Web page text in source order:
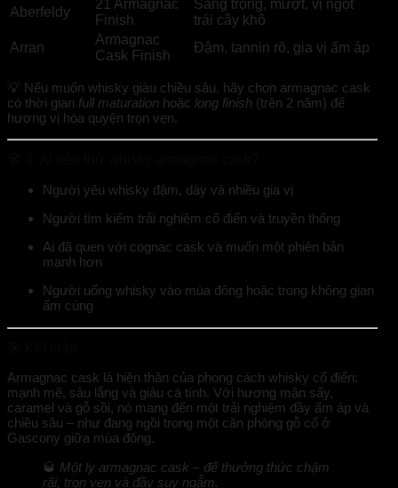
Aberfeldy
21 Armagnac
Finish
Sang trọng, mượt, vị ngọt
trái cây khô
Arran
Armagnac
Cask Finish
Đậm, tannin rõ, gia vị ấm áp
💡 Nếu muốn whisky giàu chiều sâu, hãy chọn armagnac cask
có thời gian full maturation hoặc long finish (trên 2 năm) để
hương vị hòa quyện trọn vẹn.
Người yêu whisky đậm, dày và nhiều gia vị
Người tìm kiếm trải nghiệm cổ điển và truyền thống
Ai đã quen với cognac cask và muốn một phiên bản
mạnh hơn
Người uống whisky vào mùa đông hoặc trong không gian
ấm cúng
Armagnac cask là hiện thân của phong cách whisky cổ điển:
mạnh mẽ, sâu lắng và giàu cá tính. Với hương mận sấy,
caramel và gỗ sồi, nó mang đến một trải nghiệm đầy ấm áp và
chiều sâu – như đang ngồi trong một căn phòng gỗ cổ ở
Gascony giữa mùa đông.
🥃 Một ly armagnac cask – để thưởng thức chậm
rãi, trọn vẹn và đầy suy ngẫm.